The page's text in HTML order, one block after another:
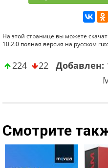
На этой странице вы можете
10.2.0 полная версия на русском
224 22 Добавлен:
Смотрите